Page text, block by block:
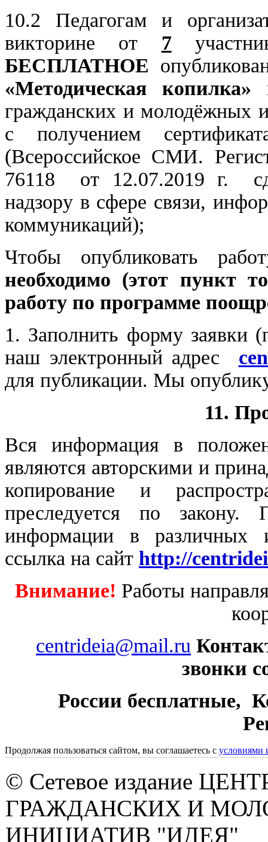
10.2 Педагогам и
викторине от 7
БЕСПЛАТНОЕ
«Методическая копилка»
гражданских и молодёжных
с получением
(Всероссийское СМИ.
76118 от 12.07.2019 г.
надзору в сфере связи,
коммуникаций);
Чтобы опубликовать
необходимо (этот пункт
работу по программе
1. Заполнить форму заявки
наш электронный адрес
для публикации. Мы
11.
Вся информация в
являются авторскими и
копирование и
преследуется по
информации в различных
ссылка на сайт http://
Внимание! Работы
centrideia@mail.ru
звонки
России бесплатные,
Продолжая пользоваться сайтом, вы соглашаетесь с условиями
© Сетевое издание
ГРАЖДАНСКИХ И
ИНИЦИАТИВ "ИДЕЯ"